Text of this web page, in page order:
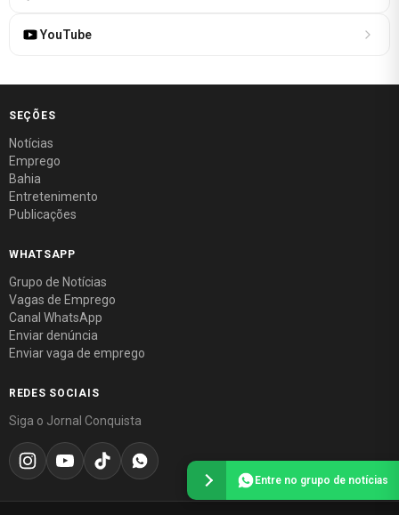
YouTube
SEÇÕES
Notícias
Emprego
Bahia
Entretenimento
Publicações
WHATSAPP
Grupo de Notícias
Vagas de Emprego
Canal WhatsApp
Enviar denúncia
Enviar vaga de emprego
REDES SOCIAIS
Siga o Jornal Conquista
Entre no grupo de notícias